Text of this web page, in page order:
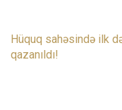
Hüquq sahəsində ilk
qazanıldı!